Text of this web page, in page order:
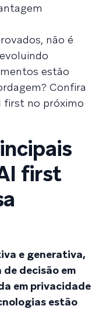
não é
estão
Confira
first no próximo
first
e generativa,
decisão em
em privacidade
estão